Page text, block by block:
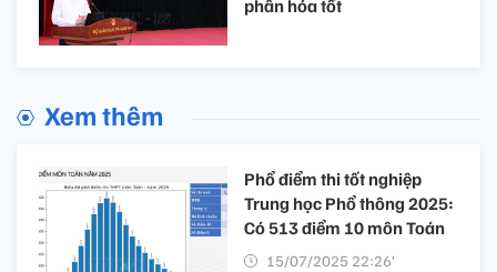
phân hóa tốt
Xem thêm
Phổ điểm thi tốt nghiệp
Trung học Phổ thông 2025:
Có 513 điểm 10 môn Toán
15/07/2025 22:26’